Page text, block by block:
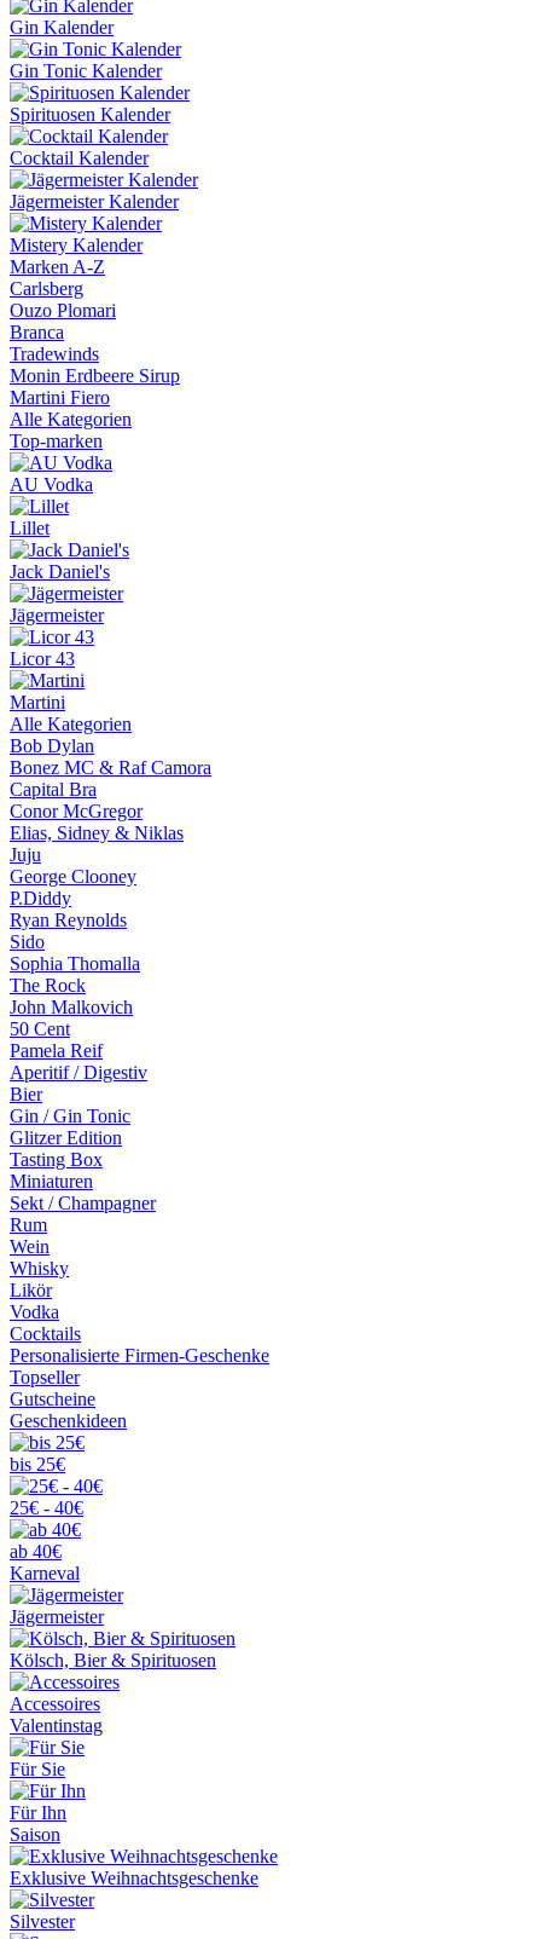
Gin Kalender
Gin Tonic Kalender
Spirituosen Kalender
Cocktail Kalender
Jägermeister Kalender
Mistery Kalender
Marken A-Z
Carlsberg
Ouzo Plomari
Branca
Tradewinds
Monin Erdbeere Sirup
Martini Fiero
Alle Kategorien
Top-marken
AU Vodka
Lillet
Jack Daniel's
Jägermeister
Licor 43
Martini
Alle Kategorien
Bob Dylan
Bonez MC & Raf Camora
Capital Bra
Conor McGregor
Elias, Sidney & Niklas
Juju
George Clooney
P.Diddy
Ryan Reynolds
Sido
Sophia Thomalla
The Rock
John Malkovich
50 Cent
Pamela Reif
Aperitif / Digestiv
Bier
Gin / Gin Tonic
Glitzer Edition
Tasting Box
Miniaturen
Sekt / Champagner
Rum
Wein
Whisky
Likör
Vodka
Cocktails
Personalisierte Firmen-Geschenke
Topseller
Gutscheine
Geschenkideen
bis 25€
25€ - 40€
ab 40€
Karneval
Jägermeister
Kölsch, Bier & Spirituosen
Accessoires
Valentinstag
Für Sie
Für Ihn
Saison
Exklusive Weihnachtsgeschenke
Silvester